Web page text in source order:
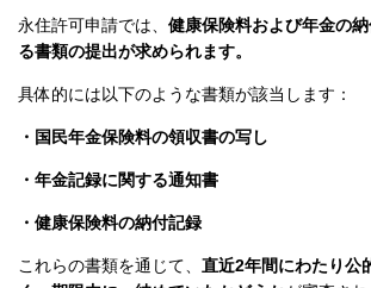
永住許可申請では、 健康保険料および年金の
る書類の提出が求められます。
具体的には以下のような書類が該当します：
・国民年金保険料の領収書の写し
・年金記録に関する通知書
・健康保険料の納付記録
これらの書類を通じて、 直近2年間にわたり公